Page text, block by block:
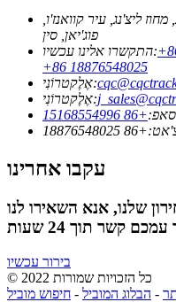
מחוז ליצ'נג, עיר קוואנז'ו,
פוג'יאן, סין
התקשרו אלינו עכשיו:
+86 18876548025
אֶלֶקטרוֹנִי:
אֶלֶקטרוֹנִי:
+86 15168554996
+86 18876548025
עקבו אחרינו
שלנו, אנא השאירו לנו
בירור עכשיו
© כל הזכויות שמורות 2022
- הבלוג המוביל - חיפוש מוביל